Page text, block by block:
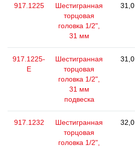
917.1225
Шестигранная
торцовая
головка 1/2",
31 мм
31,0
917.1225-
E
Шестигранная
торцовая
головка 1/2",
31 мм
подвеска
31,0
917.1232
Шестигранная
торцовая
головка 1/2",
32,0